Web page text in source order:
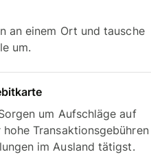
an einem Ort und tausche
um.
um Aufschläge auf
Transaktionsgebühren
im Ausland tätigst.